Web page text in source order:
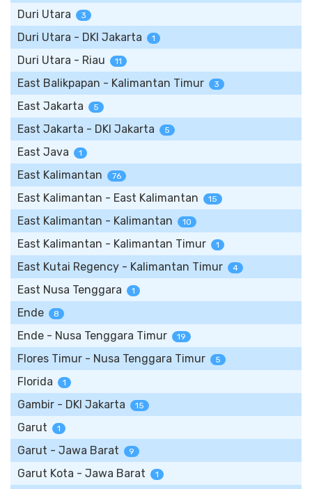
Duri Utara 3
Duri Utara - DKI Jakarta 1
Duri Utara - Riau 11
East Balikpapan - Kalimantan Timur 3
East Jakarta 5
East Jakarta - DKI Jakarta 5
East Java 1
East Kalimantan 76
East Kalimantan - East Kalimantan 15
East Kalimantan - Kalimantan 10
East Kalimantan - Kalimantan Timur 1
East Kutai Regency - Kalimantan Timur 4
East Nusa Tenggara 1
Ende 8
Ende - Nusa Tenggara Timur 19
Flores Timur - Nusa Tenggara Timur 5
Florida 1
Gambir - DKI Jakarta 15
Garut 1
Garut - Jawa Barat 9
Garut Kota - Jawa Barat 1